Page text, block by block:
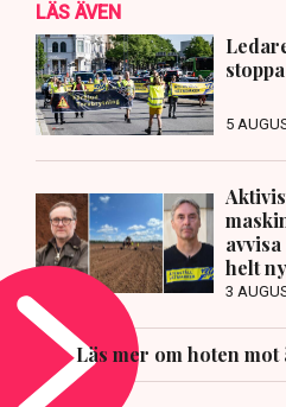
LÄS ÄVEN
5
helt
3
Läs mer om hoten